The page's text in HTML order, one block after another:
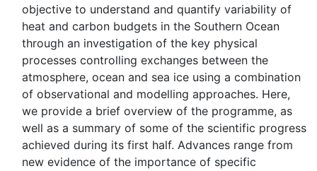
objective to understand and quantify variability of
heat and carbon budgets in the Southern Ocean
through an investigation of the key physical
processes controlling exchanges between the
atmosphere, ocean and sea ice using a combination
of observational and modelling approaches. Here,
we provide a brief overview of the programme, as
well as a summary of some of the scientific progress
achieved during its first half. Advances range from
new evidence of the importance of specific